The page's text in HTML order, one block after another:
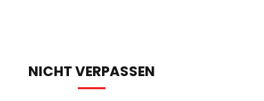
NICHT VERPASSEN